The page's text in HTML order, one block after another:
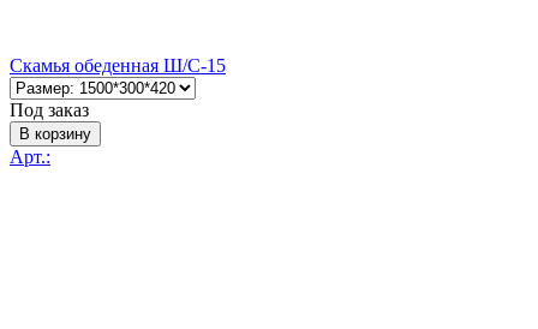
Скамья обеденная Ш/С-15
Под заказ
В корзину
Арт.: